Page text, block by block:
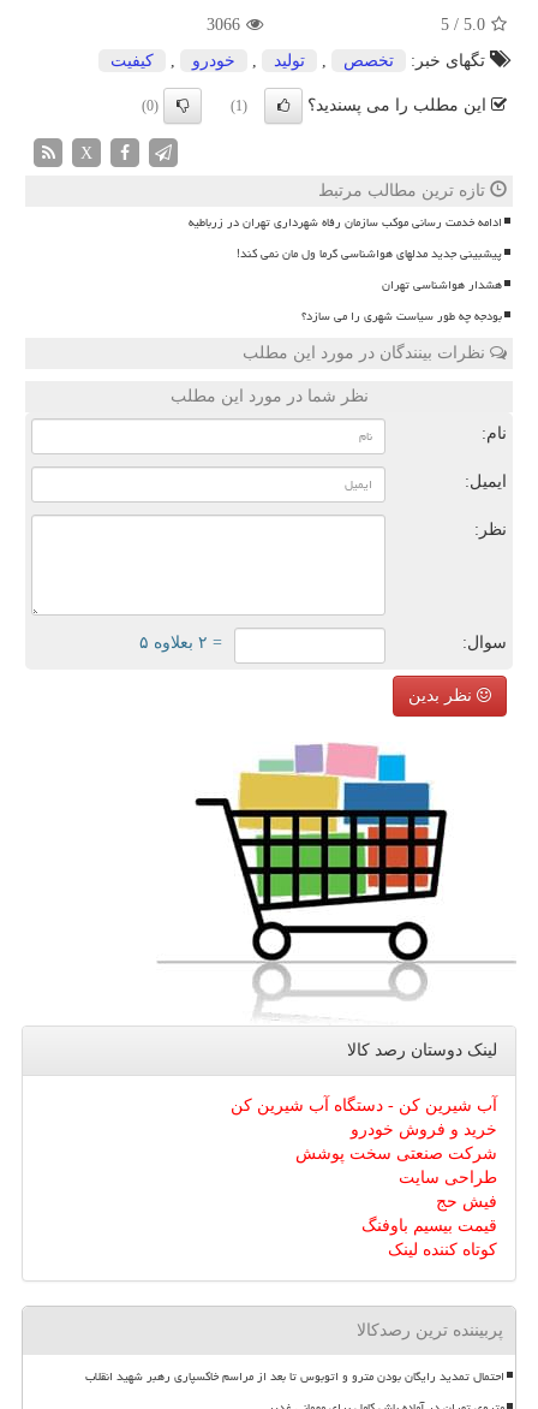
5.0
/
5
3066
تگهای خبر:
تخصص تولید خودرو كیفیت
این مطلب را می پسندید؟ (1)
(0)
X
تازه ترین مطالب مرتبط
ادامه خدمت رسانی موکب سازمان رفاه شهرداری تهران در زرباطیه
پیشبینی جدید مدلهای هواشناسی گرما ول مان نمی کند!
هشدار هواشناسی تهران
بودجه چه طور سیاست شهری را می سازد؟
نظرات بینندگان در مورد این مطلب
نظر شما در مورد این مطلب
نام:
ایمیل:
نظر:
سوال: = ۲ بعلاوه ۵
نظر بدین
لینک دوستان رصد كالا
آب شیرین کن - دستگاه آب شیرین کن
خرید و فروش خودرو
شرکت صنعتی سخت پوشش
طراحی سایت
فیش حج
قیمت بیسیم باوفنگ
کوتاه کننده لینک
پربیننده ترین رصدکالا
احتمال تمدید رایگان بودن مترو و اتوبوس تا بعد از مراسم خاکسپاری رهبر شهید انقلاب